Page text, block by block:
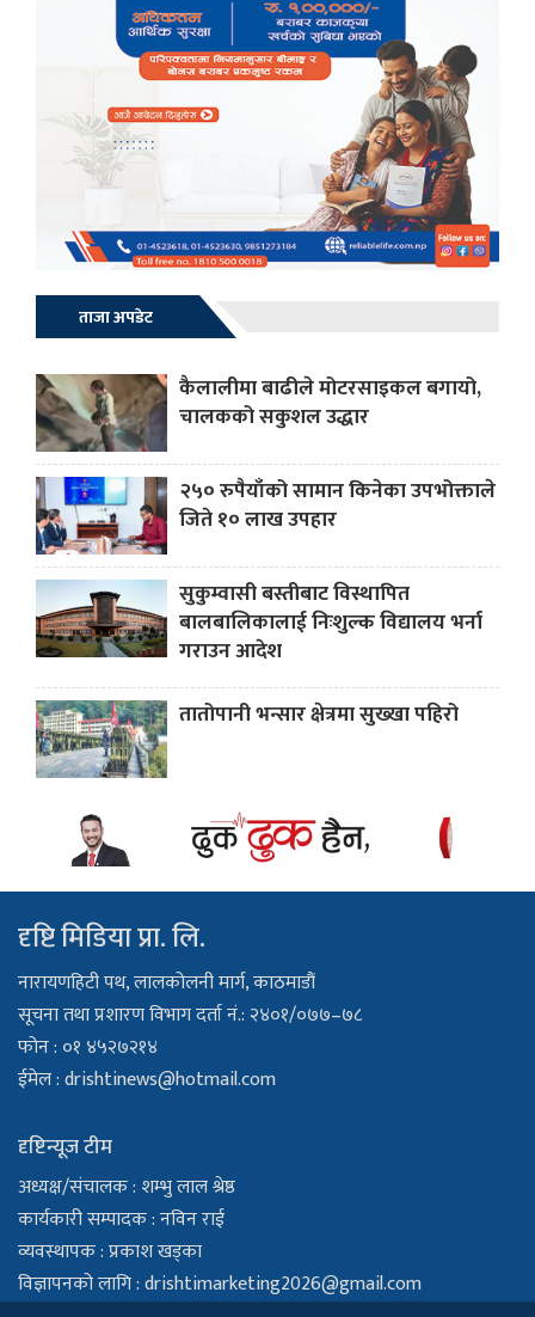
ताजा अपडेट
कैलालीमा बाढीले मोटरसाइकल बगायो,
चालकको सकुशल उद्धार
२५० रुपैयाँको सामान किनेका उपभोक्ताले
जिते १० लाख उपहार
सुकुम्वासी बस्तीबाट विस्थापित
बालबालिकालाई निःशुल्क विद्यालय भर्ना
गराउन आदेश
तातोपानी भन्सार क्षेत्रमा सुख्खा पहिरो
दृष्टि मिडिया प्रा. लि.
नारायणहिटी पथ, लालकोलनी मार्ग, काठमाडौं
सूचना तथा प्रशारण विभाग दर्ता नं.: २४०१/०७७–७८
फोन : ०१ ४५२७२१४
ईमेल :drishtinews@hotmail.com
दृष्टिन्यूज टीम
अध्यक्ष/संचालक : शम्भु लाल श्रेष्ठ
कार्यकारी सम्पादक : नविन राई
व्यवस्थापक : प्रकाश खड्का
विज्ञापनको लागि :drishtimarketing2026@gmail.com